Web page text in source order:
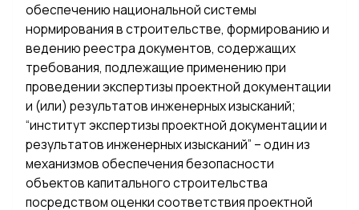
обеспечению национальной системы
нормирования в строительстве, формированию и
ведению реестра документов, содержащих
требования, подлежащие применению при
проведении экспертизы проектной документации
и (или) результатов инженерных изысканий;
“институт экспертизы проектной документации и
результатов инженерных изысканий” – один из
механизмов обеспечения безопасности
объектов капитального строительства
посредством оценки соответствия проектной